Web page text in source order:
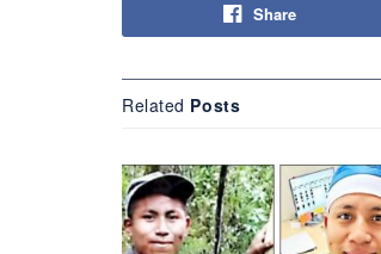
Share
Related Posts